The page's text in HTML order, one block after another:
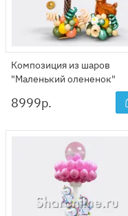
Композиция из шаров
"Маленький олененок"
8999р.